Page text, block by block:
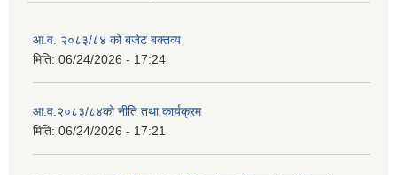
आ.व. २०८३/८४ को बजेट बक्तव्य
मिति: 06/24/2026 - 17:24
आ.व.२०८३/८४को नीति तथा कार्यक्रम
मिति: 06/24/2026 - 17:21